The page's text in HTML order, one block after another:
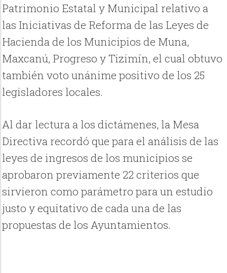
Patrimonio Estatal y Municipal relativo a
las Iniciativas de Reforma de las Leyes de
Hacienda de los Municipios de Muna,
Maxcanú, Progreso y Tizimín, el cual obtuvo
también voto unánime positivo de los 25
legisladores locales.
Al dar lectura a los dictámenes, la Mesa
Directiva recordó que para el análisis de las
leyes de ingresos de los municipios se
aprobaron previamente 22 criterios que
sirvieron como parámetro para un estudio
justo y equitativo de cada una de las
propuestas de los Ayuntamientos.